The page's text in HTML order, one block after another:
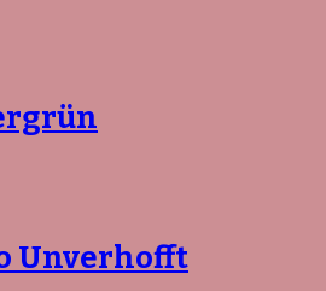
Unverhofft